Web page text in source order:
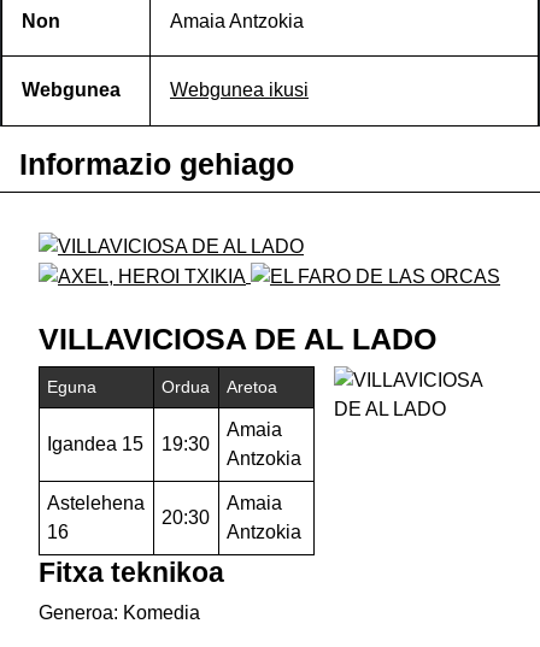
Non Amaia Antzokia
Webgunea Webgunea ikusi
Informazio gehiago
VILLAVICIOSA DE AL LADO
Eguna Ordua Aretoa
Igandea 15 19:30
Amaia
Antzokia
Astelehena
16
20:30
Amaia
Antzokia
Fitxa teknikoa
Generoa: Komedia